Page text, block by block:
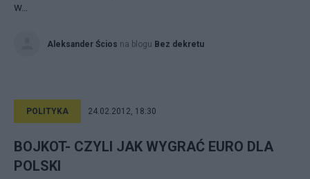
w...
Aleksander Ścios na blogu Bez dekretu
POLITYKA 24.02.2012, 18:30
BOJKOT- CZYLI JAK WYGRAĆ EURO DLA
POLSKI